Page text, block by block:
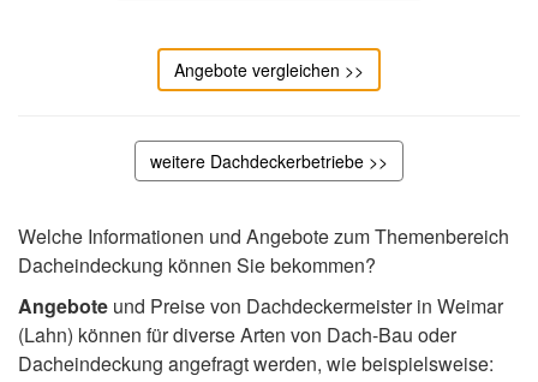
Angebote vergleichen >>
weitere Dachdeckerbetriebe >>
Welche Informationen und Angebote zum Themenbereich
Dacheindeckung können Sie bekommen?
Angebote und Preise von Dachdeckermeister in Weimar
(Lahn) können für diverse Arten von Dach-Bau oder
Dacheindeckung angefragt werden, wie beispielsweise: